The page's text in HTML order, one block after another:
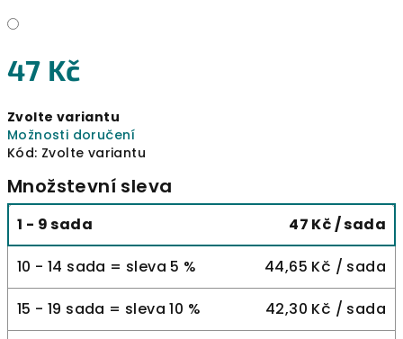
47 Kč
cena:
Zvolte variantu
Možnosti doručení
Kód: Zvolte variantu
Množstevní sleva
1 - 9 sada 47 Kč/ sada
10 - 14 sada = sleva 5 % 44,65 Kč / sada
15 - 19 sada = sleva 10 % 42,30 Kč / sada